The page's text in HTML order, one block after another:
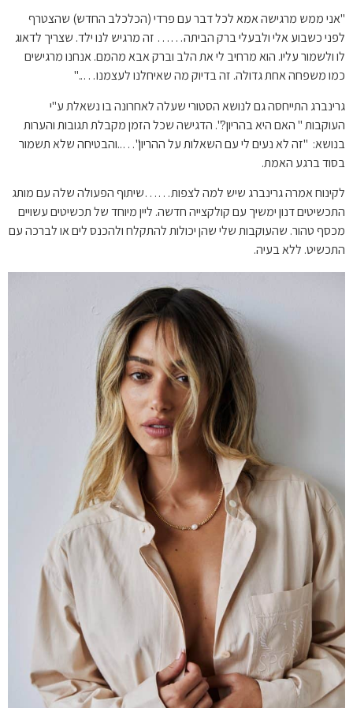
"אני ממש מרגישה אמא לכל דבר עם פרדי (הכלכלב החדש) שהצטרף
לפני כשבוע אלי ולבעלי ברק הביתה…… זה מרגיש לנו ילד. שצריך לדאוג
לו ולשמור עליו. הוא מרחיב לי את הלב וברק אבא מהמם. אנחנו מרגישים
כמו משפחה אחת גדולה. זה בדיוק מה שאיחלנו לעצמנו….."
גרינברג התייחסה גם לנושא הסטורי שעלה לאחרונה בו נשאלת ע"י
העוקבות " האם היא בהריון?". הדגישה שכל הזמן מקבלת תגובות והערות
בנושא: "זה לא נעים לי עם השאלות על ההריון"…..והבטיחה שלא תשמור
בסוד ברגע האמת.
לקינוח אמרה גרינברג שיש למה לצפות……שיתוף הפעולה שלה עם מותג
התכשיטים דנון ימשיך עם קולקצייה חדשה. ליין מיוחד של תכשיטים עשויים
מכסף טהור. שהעוקבות שלי שהן יכולות להתקלח ולהכנס לים או לברכה עם
התכשיט. ללא בעיה.